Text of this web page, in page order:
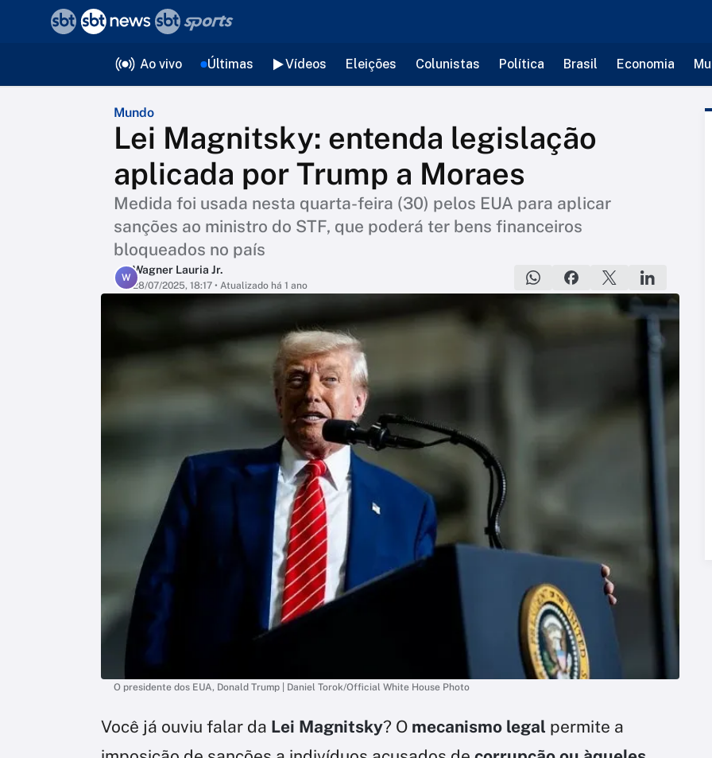
Ao vivo Últimas Vídeos Eleições Colunistas Política Brasil Economia
Mundo
Lei Magnitsky: entenda legislação
aplicada por Trump a Moraes
Medida foi usada nesta quarta-feira (30) pelos EUA para aplicar
sanções ao ministro do STF, que poderá ter bens financeiros
bloqueados no país
W
Wagner Lauria Jr.
28/07/2025, 18:17 • Atualizado há 1 ano
O presidente dos EUA, Donald Trump | Daniel Torok/Official White House Photo
Você já ouviu falar da Lei Magnitsky? O mecanismo legal permite a
voltar
Editorias